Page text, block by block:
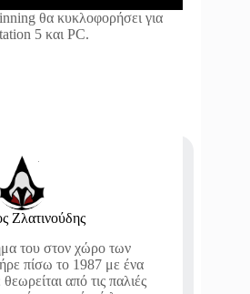
θα κυκλοφορήσει για
5 και PC.
Ζλατινούδης
του στον χώρο των
πίσω το 1987 με ένα
από τις παλιές